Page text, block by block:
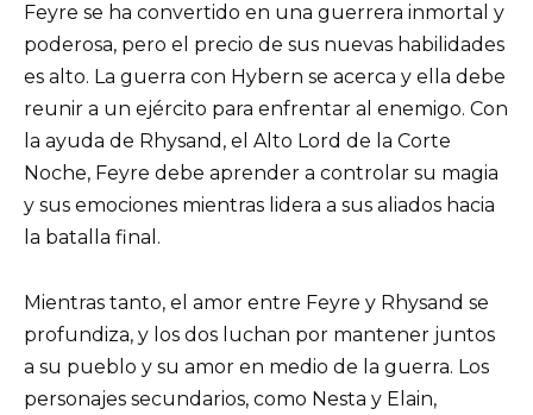
Feyre se ha convertido en una guerrera inmortal y
poderosa, pero el precio de sus nuevas habilidades
es alto. La guerra con Hybern se acerca y ella debe
reunir a un ejército para enfrentar al enemigo. Con
la ayuda de Rhysand, el Alto Lord de la Corte
Noche, Feyre debe aprender a controlar su magia
y sus emociones mientras lidera a sus aliados hacia
la batalla final.
Mientras tanto, el amor entre Feyre y Rhysand se
profundiza, y los dos luchan por mantener juntos
a su pueblo y su amor en medio de la guerra. Los
personajes secundarios, como Nesta y Elain,